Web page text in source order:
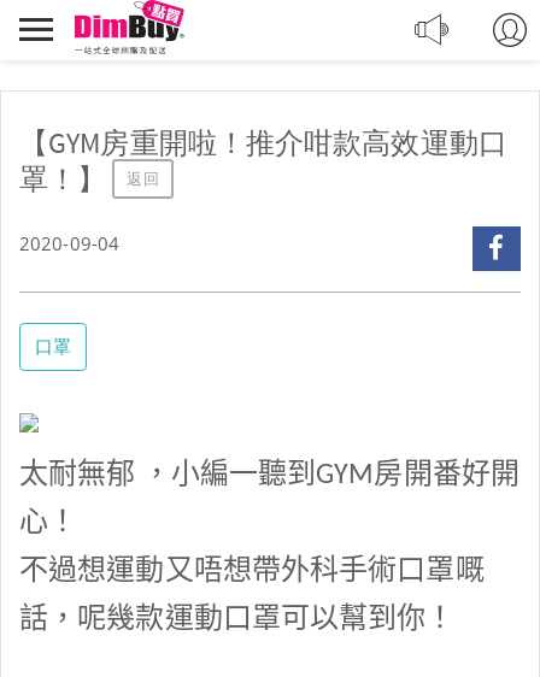
轉
運,
購,
購
物
Dimbuy
導
【GYM房重開啦！推介咁款高效運動口
罩！】
返回
2020-09-04
口罩
太耐無郁 ，小編一聽到 GYM房開番好開
心！
不過想運動又唔想帶外科手術口罩嘅
話，呢幾款運動口罩可以幫到你！